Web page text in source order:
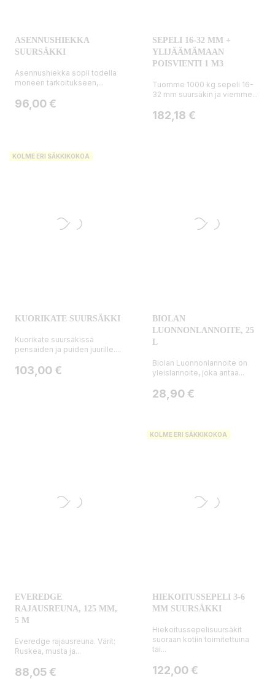
ASENNUSHIEKKA
SUURSÄKKI
Asennushiekka sopii todella
moneen tarkoitukseen,...
Hinta
96,00 €
SEPELI 16-32 MM +
YLIJÄÄMÄMAAN
POISVIENTI 1 M3
Tuomme 1000 kg sepeli 16-
32 mm suursäkin ja viemme...
Hinta
182,18 €
KOLME ERI SÄKKIKOKOA
KUORIKATE SUURSÄKKI
Kuorikate suursäkissä
pensaiden ja puiden juurille....
Hinta
103,00 €
BIOLAN
LUONNONLANNOITE, 25
L
Biolan Luonnonlannoite on
yleislannoite, joka antaa...
Hinta
28,90 €
EVEREDGE
RAJAUSREUNA, 125 MM,
5 M
Everedge rajausreuna. Värit:
Ruskea, musta ja...
Hinta
88,05 €
KOLME ERI SÄKKIKOKOA
HIEKOITUSSEPELI 3-6
MM SUURSÄKKI
Hiekoitussepelisuursäkit
suoraan kotiin toimitettuina
tai...
Hinta
122,00 €